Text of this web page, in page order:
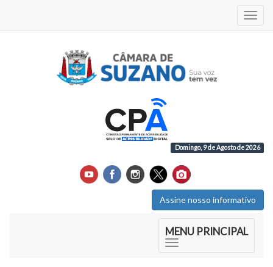
Domingo, 9 de Agosto de 2026
Assine nosso informativo
MENU PRINCIPAL